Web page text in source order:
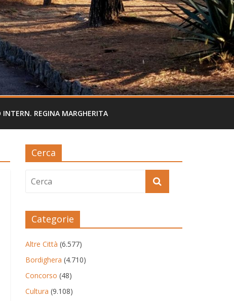
INTERN. REGINA MARGHERITA
Cerca
Categorie
Altre Città (6.577)
Bordighera (4.710)
Concorso (48)
Cultura (9.108)